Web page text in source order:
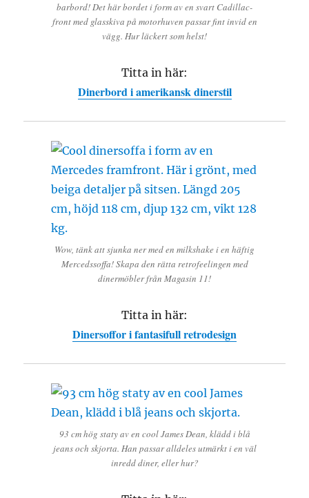
barbord! Det här bordet i form av en svart Cadillac-
front med glasskiva på motorhuven passar fint invid en
vägg. Hur läckert som helst!
Titta in här:
Dinerbord i amerikansk dinerstil
Wow, tänk att sjunka ner med en milkshake i en häftig
Mercedssoffa! Skapa den rätta retrofeelingen med
dinermöbler från Magasin 11!
Titta in här:
Dinersoffor i fantasifull retrodesign
93 cm hög staty av en cool James Dean, klädd i blå
jeans och skjorta. Han passar alldeles utmärkt i en väl
inredd diner, eller hur?